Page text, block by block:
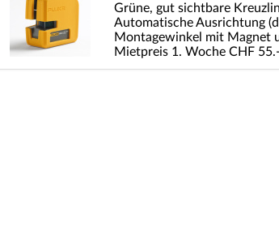
Grüne, gut sichtbare
Automatische Ausrichtung
Montagewinkel mit Magnet
Mietpreis 1. Woche CHF